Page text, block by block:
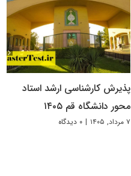
پذیرش کارشناسی ارشد استاد
محور دانشگاه قم ۱۴۰۵
۷ مرداد, ۱۴۰۵ | ۰ دیدگاه